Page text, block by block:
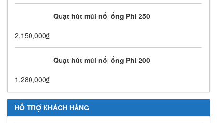
Quạt hút mùi nối ống Phi 250
2,150,000₫
Quạt hút mùi nối ống Phi 200
1,280,000₫
HỖ TRỢ KHÁCH HÀNG